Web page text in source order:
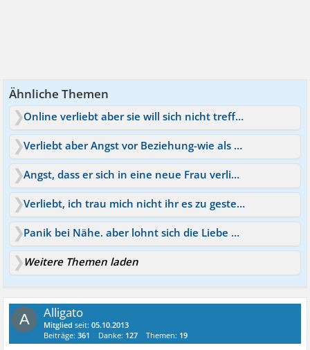
Ähnliche Themen
Online verliebt aber sie will sich nicht treffen
Verliebt aber Angst vor Beziehung-wie als Partner verh?
Angst, dass er sich in eine neue Frau verliebt
Verliebt, ich trau mich nicht ihr es zu gestehen
Panik bei Nähe. aber lohnt sich die Liebe dann überhaupt?
Weitere Themen laden
A Alligato
Mitglied seit:05.10.2013
Beiträge:361 Danke: 127 Themen: 19